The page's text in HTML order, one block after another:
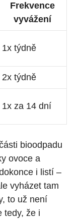
Frekvence
vyvážení
1x týdně
2x týdně
1x za 14 dní
bioodpadu
ovoce a
i listí –
vyházet tam
to už není
tedy, že i